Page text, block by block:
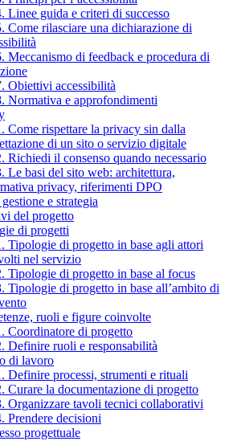
Linee guida e criteri di successo
Come rilasciare una dichiarazione di
Meccanismo di feedback e procedura di
Obiettivi accessibilità
Normativa e approfondimenti
Come rispettare la privacy sin dalla
di un sito o servizio digitale
Richiedi il consenso quando necessario
Le basi del sito web: architettura,
privacy, riferimenti DPO
e strategia
del progetto
di progetti
Tipologie di progetto in base agli attori
nel servizio
Tipologie di progetto in base al focus
Tipologie di progetto in base all’ambito di
ruoli e figure coinvolte
Coordinatore di progetto
Definire ruoli e responsabilità
di lavoro
Definire processi, strumenti e rituali
Curare la documentazione di progetto
Organizzare tavoli tecnici collaborativi
Prendere decisioni
progettuale